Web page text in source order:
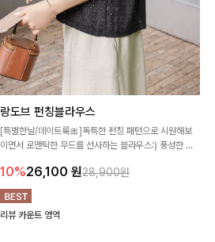
랑도브 펀칭블라우스
[특별한날/데이트룩🎀]독특한 펀칭 패턴으로 시원해보
이면서 로맨틱한 무드를 선사하는 블라우스:) 풍성한 퍼
10%26,100 원28,900원
리뷰 카운트 영역